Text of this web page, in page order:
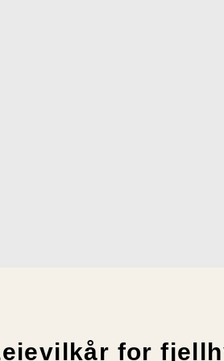
for